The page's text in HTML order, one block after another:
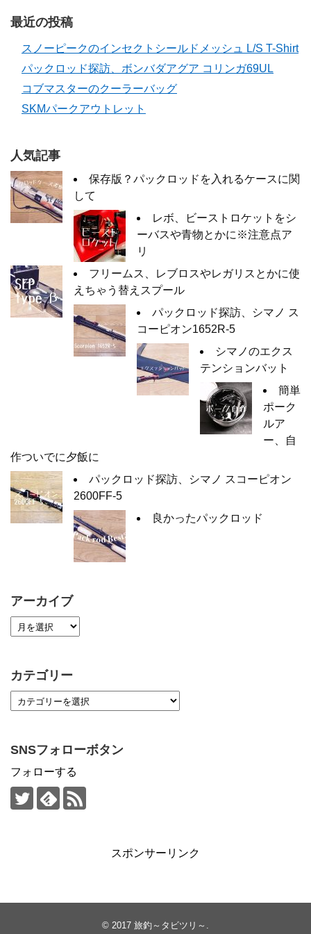
最近の投稿
スノーピークのインセクトシールドメッシュ L/S T-Shirt
パックロッド探訪、ボンバダアグア コリンガ69UL
コブマスターのクーラーバッグ
SKMパークアウトレット
人気記事
保存版？パックロッドを入れるケースに関
して
レボ、ビーストロケットをシ
ーバスや青物とかに※注意点ア
リ
フリームス、レブロスやレガリスとかに使
えちゃう替えスプール
パックロッド探訪、シマノ ス
コーピオン1652R-5
シマノのエクス
テンションバット
簡単
ポーク
ルア
ー、自
作ついでに夕飯に
パックロッド探訪、シマノ スコーピオン
2600FF-5
良かったパックロッド
アーカイブ
カテゴリー
SNSフォローボタン
フォローする
スポンサーリンク
© 2017 旅釣～タビツリ～